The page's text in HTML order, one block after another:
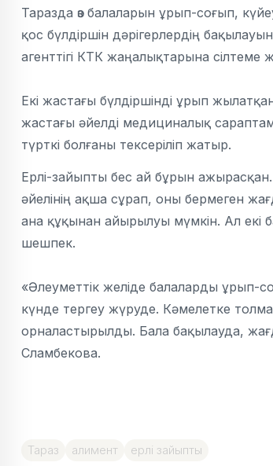
Таразда өз балаларын ұрып-соғып,
қос бүлдіршін дәрігерлердің
агенттігі КТК жаңалықтарына сілтеме
Екі жастағы бүлдіршінді ұрып
жастағы әйелді медициналық
түрткі болғаны тексеріліп жатыр.
Ерлі-зайыпты бес ай бұрын ажырасқан.
әйелінің ақша сұрап, оны бермеген
ана құқынан айырылуы мүмкін. Ал екі
шешпек.
«Әлеуметтік желіде балаларды ұрып-
күнде тергеу жүруде. Кәмелетке
орналастырылды. Бала бақылауда,
Сламбекова.
Тараз алимент ерлі зайыпты